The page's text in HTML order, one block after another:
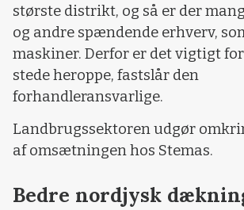
største distrikt, og så er der
og andre spændende erhverv,
maskiner. Derfor er det vigtigt
stede heroppe, fastslår den
forhandleransvarlige.
Landbrugssektoren udgør
af omsætningen hos Stemas.
Bedre nordjysk